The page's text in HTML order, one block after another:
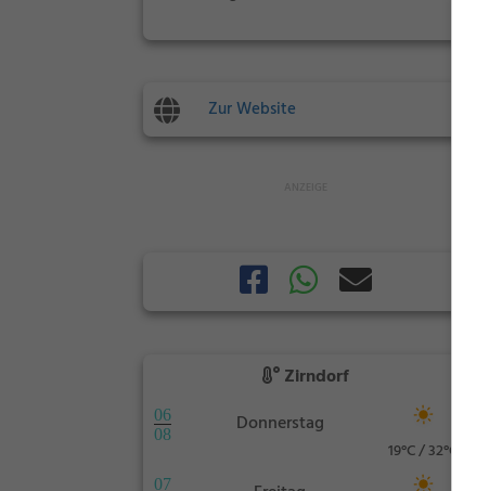
Zur Website
Zirndorf
06
08
Donnerstag
19°C / 32°C
07